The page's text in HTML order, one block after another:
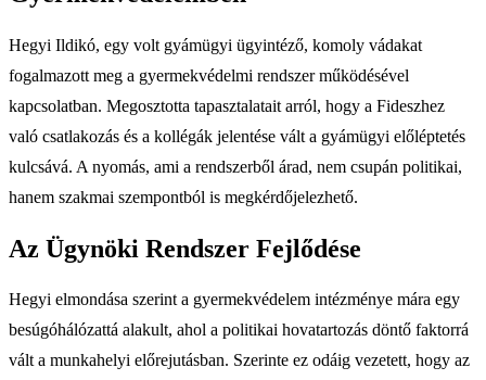
Hegyi Ildikó, egy volt gyámügyi ügyintéző, komoly vádakat
fogalmazott meg a gyermekvédelmi rendszer működésével
kapcsolatban. Megosztotta tapasztalatait arról, hogy a Fideszhez
való csatlakozás és a kollégák jelentése vált a gyámügyi előléptetés
kulcsává. A nyomás, ami a rendszerből árad, nem csupán politikai,
hanem szakmai szempontból is megkérdőjelezhető.
Az Ügynöki Rendszer Fejlődése
Hegyi elmondása szerint a gyermekvédelem intézménye mára egy
besúgóhálózattá alakult, ahol a politikai hovatartozás döntő faktorrá
vált a munkahelyi előrejutásban. Szerinte ez odáig vezetett, hogy az